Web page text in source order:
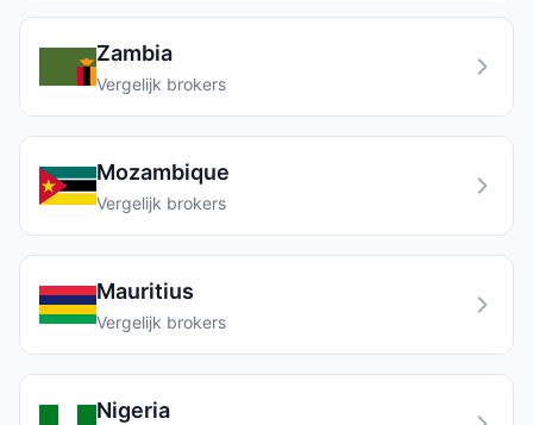
Zambia
Vergelijk brokers
Mozambique
Vergelijk brokers
Mauritius
Vergelijk brokers
Nigeria